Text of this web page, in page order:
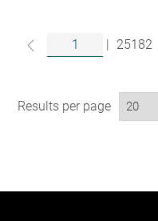
| 25182
Results per page